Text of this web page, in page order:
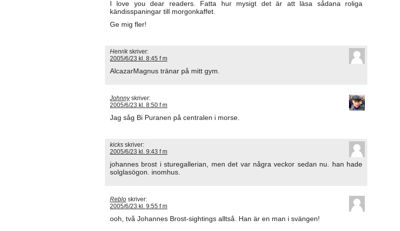
I love you dear readers. Fatta hur mysigt det är att läsa sådana roliga
kändisspaningar till morgonkaffet.
Ge mig fler!
Henrik skriver:
2005/6/23 kl. 8:45 f m
AlcazarMagnus tränar på mitt gym.
Johnny skriver:
2005/6/23 kl. 8:50 f m
Jag såg Bi Puranen på centralen i morse.
kicks skriver:
2005/6/23 kl. 9:43 f m
johannes brost i sturegallerian, men det var några veckor sedan nu. han hade
solglasögon. inomhus.
Reblo skriver:
2005/6/23 kl. 9:55 f m
ooh, två Johannes Brost-sightings alltså. Han är en man i svängen!